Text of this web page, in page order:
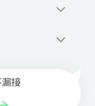
接